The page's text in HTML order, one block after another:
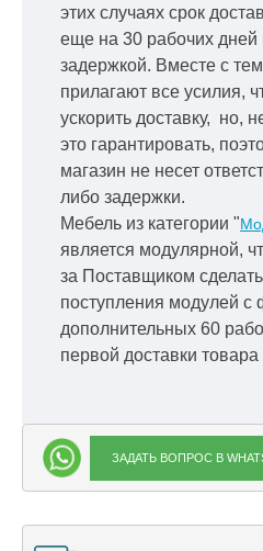
этих случаях срок
еще на 30 рабочих дней
задержкой. Вместе с
прилагают все усилия,
ускорить доставку, но,
это гарантировать,
магазин не несет
либо задержки.
Мебель из категории "
является модулярной,
за Поставщиком
поступления модулей с
дополнительных 60
первой доставки
ЗАДАТЬ ВОПРОС В